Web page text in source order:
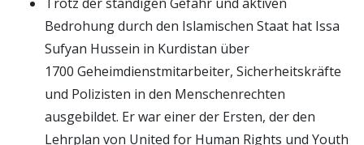
Bedrohung durch den Islamischen Staat hat Issa
Sufyan Hussein in Kurdistan über
1700 Geheimdienstmitarbeiter, Sicherheitskräfte
und Polizisten in den Menschenrechten
ausgebildet. Er war einer der Ersten, der den
Lehrplan von United for Human Rights und Youth